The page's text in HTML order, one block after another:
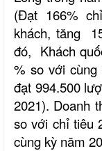
(Đạt 166%
khách, tăng
đó, Khách
% so với cùng
đạt 994.500
2021). Doanh
so với chỉ tiêu
cùng kỳ năm